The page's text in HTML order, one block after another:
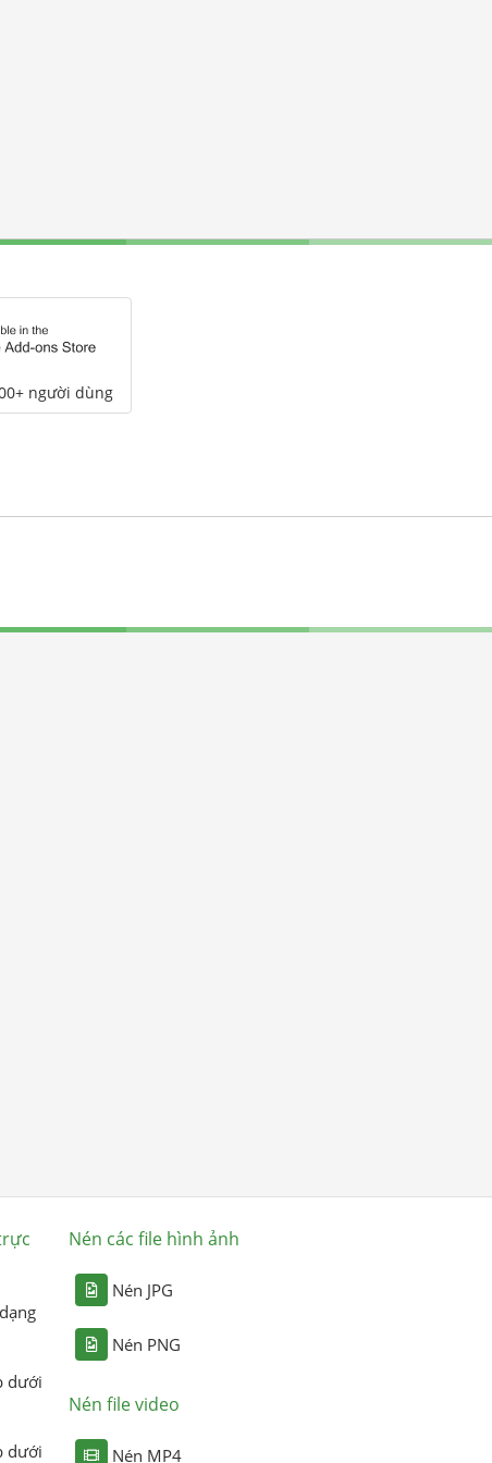
người dùng
dưới
dưới
Nén các file hình ảnh
Nén JPG
Nén PNG
Nén file video
Nén MP4